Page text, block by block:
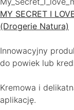
MY SECRET I
(Drogerie Natura)
Innowacyjny
do powiek lub
Kremowa i
aplikację.